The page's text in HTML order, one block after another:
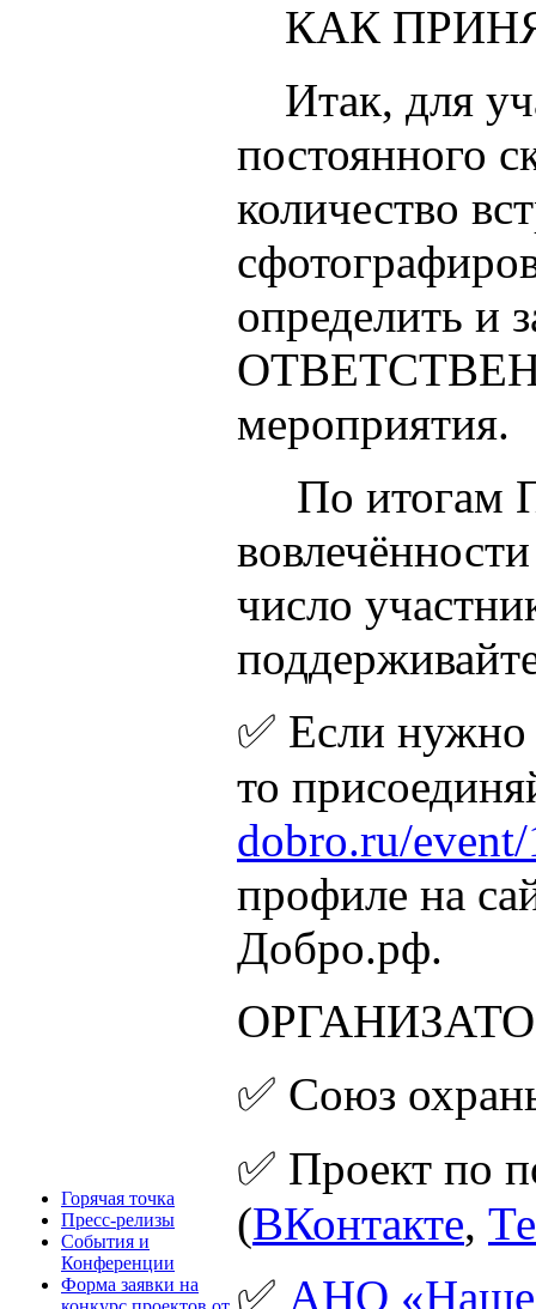
Горячая точка
Пресс-релизы
События и
Конференции
Форма заявки на
КАК
Итак, для
постоянного
количество
определить и
мероприятия.
По итогам
число
✅ Если
то
dobro.ru/
профиле на
Добро.рф.
✅ Союз
✅ Проект по
(ВКонтакте,
✅ АНО «Наше